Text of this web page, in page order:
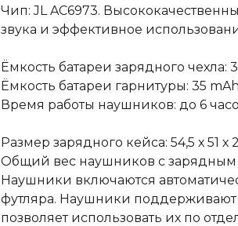
Чип: JL AC6973.
звука и эффективное
Ёмкость батареи зарядного чехла:
Ёмкость батареи гарнитуры: 35
Время работы наушников: до 6
Размер зарядного кейса: 54,5 х 51 х
Общий вес наушников с зарядным
Наушники включаются
футляра. Наушники
позволяет использовать их по